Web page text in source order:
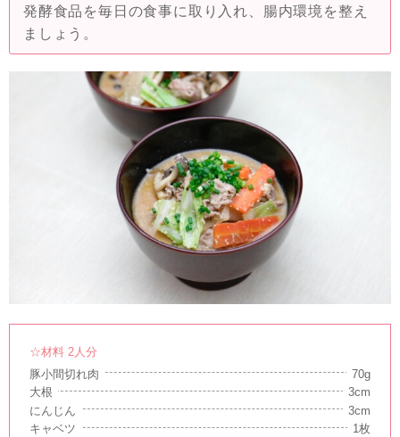
発酵食品を毎日の食事に取り入れ、腸内環境を整え
ましょう。
☆材料 2人分
豚小間切れ肉
70g
大根
3cm
にんじん
3cm
キャベツ
1枚